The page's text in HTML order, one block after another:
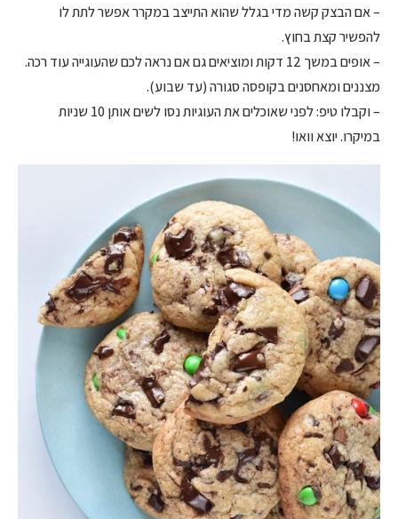
– אם הבצק קשה מדי בגלל שהוא התייצב במקרר אפשר לתת לו
להפשיר קצת בחוץ.
– אופים במשך 12 דקות ומוציאים גם אם נראה לכם שהעוגייה עוד רכה.
מצננים ומאחסנים בקופסה סגורה (עד שבוע).
– וקבלו טיפ: לפני שאוכלים את העוגיות נסו לשים אותן 10 שניות
במיקרו. יוצא וואו!